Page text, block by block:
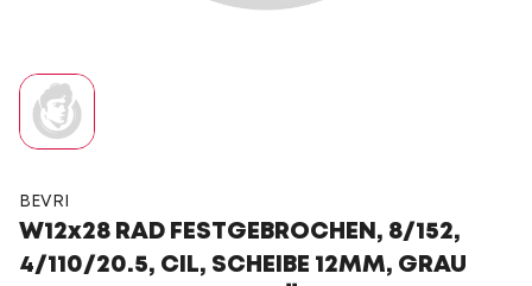
BEVRI
W12x28 RAD FESTGEBROCHEN, 8/152,
4/110/20.5, CIL, SCHEIBE 12MM, GRAU